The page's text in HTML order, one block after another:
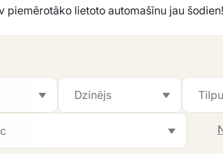
lietoto automašīnu jau šodien!